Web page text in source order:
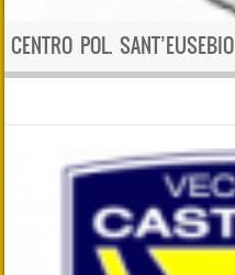
CENTRO POL. SANT’EUSEBIO